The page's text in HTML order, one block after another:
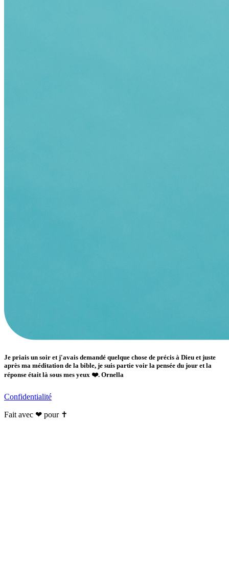
Je priais un soir et j'avais demandé quelque chose de précis à Dieu et juste
après ma méditation de la bible, je suis partie voir la pensée du jour et la
réponse était là sous mes yeux ❤️. Ornella
Confidentialité
Fait avec ❤ pour ✝️️